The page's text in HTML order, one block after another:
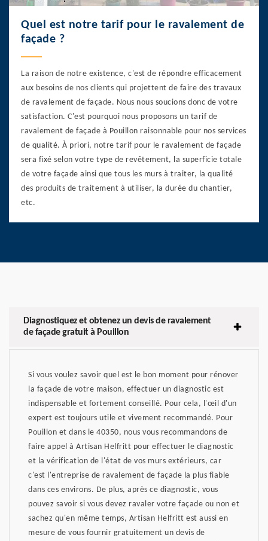
Quel est notre tarif pour le ravalement de
façade ?
La raison de notre existence, c'est de répondre efficacement
aux besoins de nos clients qui projettent de faire des travaux
de ravalement de façade. Nous nous soucions donc de votre
satisfaction. C'est pourquoi nous proposons un tarif de
ravalement de façade à Pouillon raisonnable pour nos services
de qualité. À priori, notre tarif pour le ravalement de façade
sera fixé selon votre type de revêtement, la superficie totale
de votre façade ainsi que tous les murs à traiter, la qualité
des produits de traitement à utiliser, la durée du chantier,
etc.
Diagnostiquez et obtenez un devis de ravalement
de façade gratuit à Pouillon
Si vous voulez savoir quel est le bon moment pour rénover
la façade de votre maison, effectuer un diagnostic est
indispensable et fortement conseillé. Pour cela, l'œil d'un
expert est toujours utile et vivement recommandé. Pour
Pouillon et dans le 40350, nous vous recommandons de
faire appel à Artisan Helfritt pour effectuer le diagnostic
et la vérification de l'état de vos murs extérieurs, car
c'est l'entreprise de ravalement de façade la plus fiable
dans ces environs. De plus, après ce diagnostic, vous
pouvez savoir si vous devez ravaler votre façade ou non et
sachez qu'en même temps, Artisan Helfritt est aussi en
mesure de vous fournir gratuitement un devis de